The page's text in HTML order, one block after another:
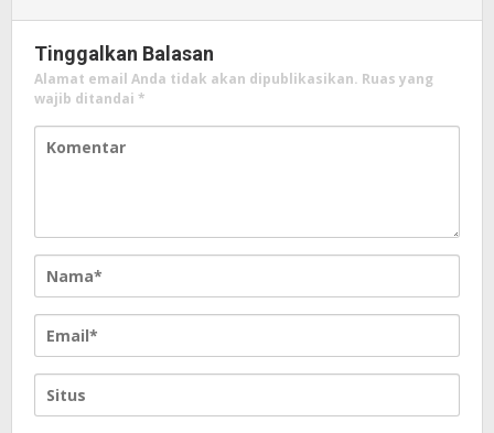
Tinggalkan Balasan
Alamat email Anda tidak akan dipublikasikan. Ruas yang
wajib ditandai *